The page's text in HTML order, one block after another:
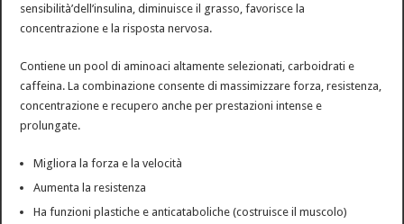
sensibilità’dell’insulina, diminuisce il grasso, favorisce la
concentrazione e la risposta nervosa.
Contiene un pool di aminoaci altamente selezionati, carboidrati e
caffeina. La combinazione consente di massimizzare forza, resistenza,
concentrazione e recupero anche per prestazioni intense e
prolungate.
Migliora la forza e la velocità
Aumenta la resistenza
Ha funzioni plastiche e anticataboliche (costruisce il muscolo)